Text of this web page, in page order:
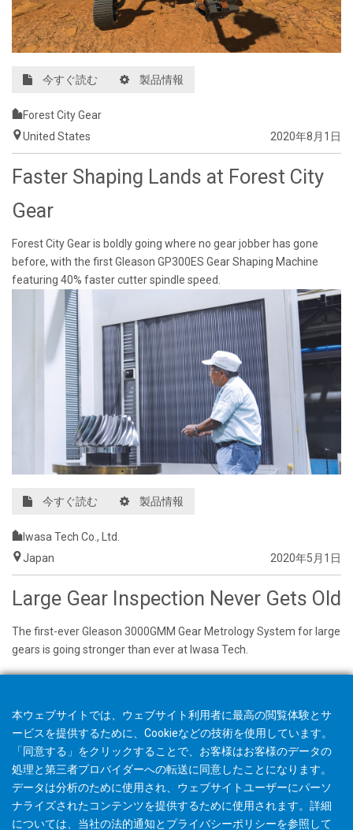
今すぐ読む 製品情報
Forest City Gear
United States
2020年8月1日
Faster Shaping Lands at Forest City
Gear
Forest City Gear is boldly going where no gear jobber has gone
before, with the first Gleason GP300ES Gear Shaping Machine
featuring 40% faster cutter spindle speed.
今すぐ読む 製品情報
Iwasa Tech Co., Ltd.
Japan
2020年5月1日
Large Gear Inspection Never Gets Old
The first-ever Gleason 3000GMM Gear Metrology System for large
gears is going stronger than ever at Iwasa Tech.
本ウェブサイトでは、ウェブサイト利用者に最高の閲覧体験とサ
ービスを提供するために、Cookieなどの技術を使用しています。
「同意する」をクリックすることで、お客様はお客様のデータの
処理と第三者プロバイダーへの転送に同意したことになります。
データは分析のために使用され、ウェブサイトユーザーにパーソ
ナライズされたコンテンツを提供するために使用されます。詳細
については、当社の法的通知と プライバシーポリシーを参照して